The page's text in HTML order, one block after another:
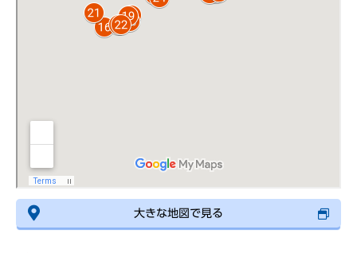
大きな地図で見る